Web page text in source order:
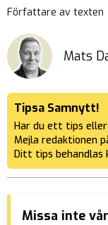
Författare av texten
Mats
Tipsa Samnytt!
Har du ett tips
Mejla redaktionen
Ditt tips behandlas
Missa inte